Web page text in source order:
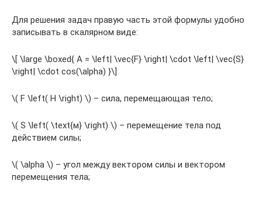
Для решения задач правую часть этой формулы удобно
записывать в скалярном виде:
\[ \large \boxed{ A = \left| \vec{F} \right| \cdot \left| \vec{S}
\right| \cdot cos(\alpha) }\]
\( F \left( H \right) \) – сила, перемещающая тело;
\( S \left( \text{м} \right) \) – перемещение тела под
действием силы;
\( \alpha \) – угол между вектором силы и вектором
перемещения тела;